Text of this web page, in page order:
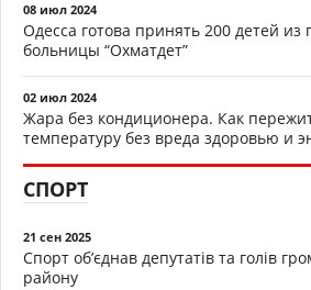
08 июл 2024
Одесса готова принять 200 детей
больницы “Охматдет”
02 июл 2024
Жара без кондиционера. Как
температуру без вреда здоровью и
СПОРТ
21 сен 2025
Спорт об’єднав депутатів та голів
району